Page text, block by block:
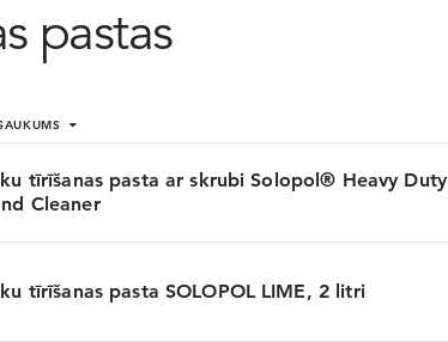
pastas
tīrīšanas pasta ar skrubi Solopol® Heavy Duty
Cleaner
tīrīšanas pasta SOLOPOL LIME, 2 litri